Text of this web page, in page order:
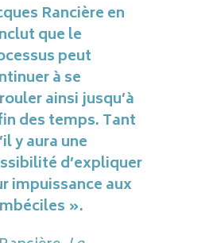
Rancière en
que le
peut
à se
ainsi jusqu’à
des temps. Tant
y aura une
d’expliquer
impuissance aux
».